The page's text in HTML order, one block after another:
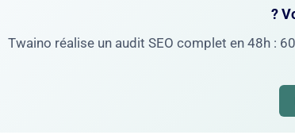
Twaino réalise un audit SEO complet en 48h :